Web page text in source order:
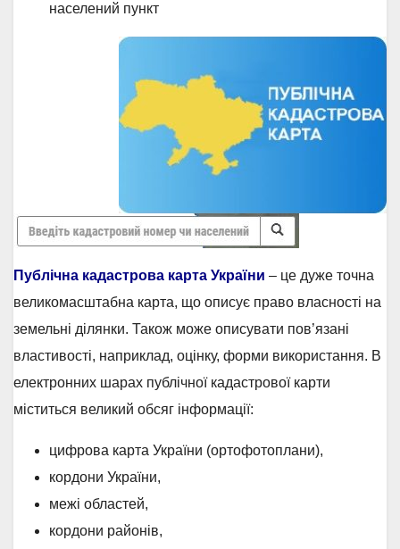
населений пункт
Публічна кадастрова карта України – це дуже точна
великомасштабна карта, що описує право власності на
земельні ділянки. Також може описувати пов’язані
властивості, наприклад, оцінку, форми використання. В
електронних шарах публічної кадастрової карти
міститься великий обсяг інформації:
цифрова карта України (ортофотоплани),
кордони України,
межі областей,
кордони районів,